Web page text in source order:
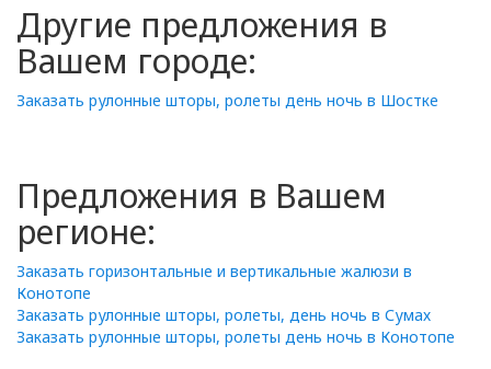
Другие предложения в
Вашем городе:
Заказать рулонные шторы, ролеты день ночь в Шостке
Предложения в Вашем
регионе:
Заказать горизонтальные и вертикальные жалюзи в
Конотопе
Заказать рулонные шторы, ролеты, день ночь в Сумах
Заказать рулонные шторы, ролеты день ночь в Конотопе